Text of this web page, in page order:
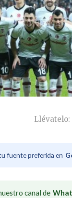
Llévatelo:
fuente preferida en
canal de